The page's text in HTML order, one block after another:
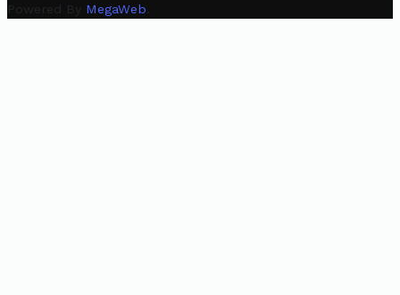
Powered By MegaWeb